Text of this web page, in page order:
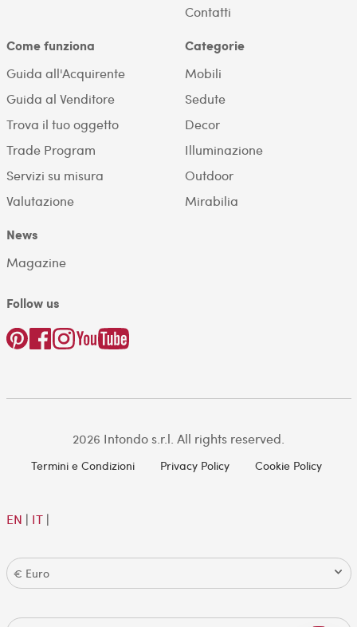
Contatti
Come funziona
Guida all'Acquirente
Guida al Venditore
Trova il tuo oggetto
Trade Program
Servizi su misura
Valutazione
Categorie
Mobili
Sedute
Decor
Illuminazione
Outdoor
Mirabilia
News
Magazine
Follow us
2026 Intondo s.r.l. All rights reserved.
Termini e Condizioni Privacy Policy Cookie Policy
EN | IT|